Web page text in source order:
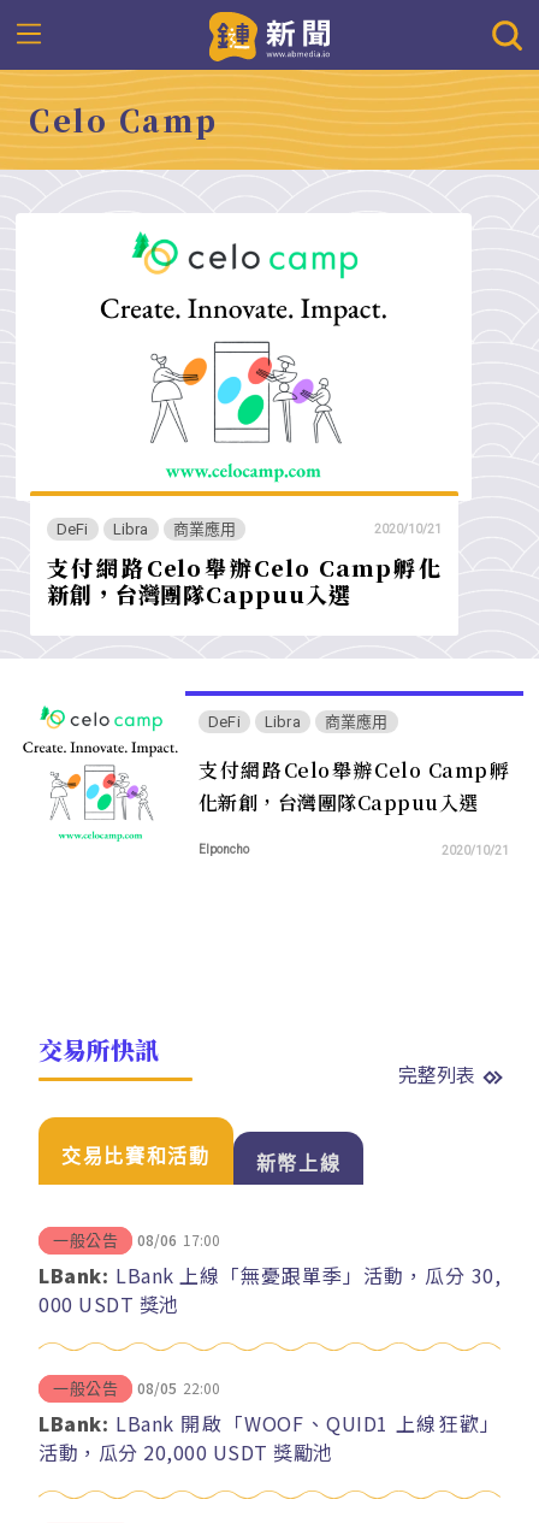
Celo Camp
DeFi Libra 商業應用 2020/10/21
支付網路Celo舉辦Celo Camp孵化
新創，台灣團隊Cappuu入選
DeFi Libra 商業應用
支付網路Celo舉辦Celo Camp孵
化新創，台灣團隊Cappuu入選
Elponcho 2020/10/21
交易所快訊
完整列表
交易比賽和活動 新幣上線
一般公告 08/06 17:00
LBank: LBank 上線「無憂跟單季」活動，瓜分 30,
000 USDT 獎池
一般公告 08/05 22:00
LBank: LBank 開啟「WOOF、QUID1 上線狂歡」
活動，瓜分 20,000 USDT 獎勵池